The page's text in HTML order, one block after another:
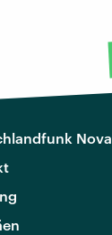
Nova